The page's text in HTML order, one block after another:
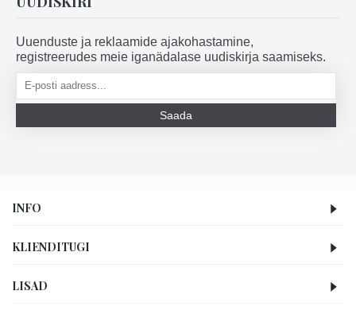
Uuenduste ja reklaamide ajakohastamine,
registreerudes meie iganädalase uudiskirja saamiseks.
Saada
INFO
KLIENDITUGI
LISAD